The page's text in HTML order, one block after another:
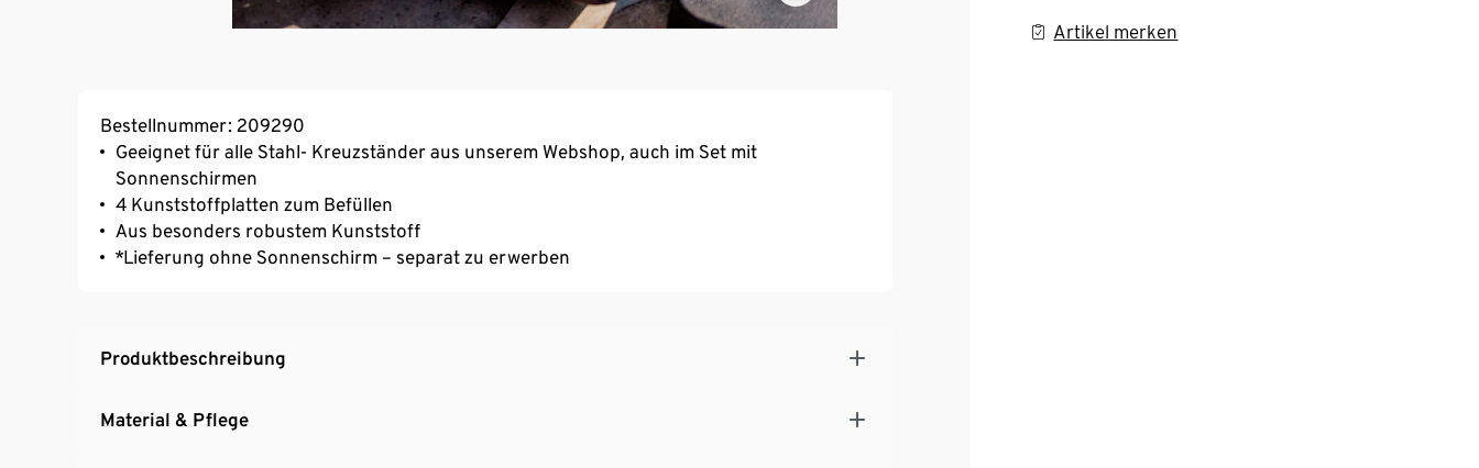
Artikel merken
Bestellnummer: 209290
Geeignet für alle Stahl- Kreuzständer aus unserem Webshop, auch im Set mit
Sonnenschirmen
4 Kunststoffplatten zum Befüllen
Aus besonders robustem Kunststoff
*Lieferung ohne Sonnenschirm – separat zu erwerben
Produktbeschreibung
Material & Pflege